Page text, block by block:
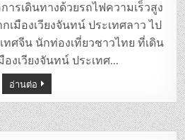
ารเดินทางด้วยรถไฟความเร็วสูง
เมืองเวียงจันทน์ ประเทศลาว ไป
ทศจีน นักท่องเที่ยวชาวไทย ที่เดิน
องเวียงจันทน์ ประเทศ…
อ่านต่อ